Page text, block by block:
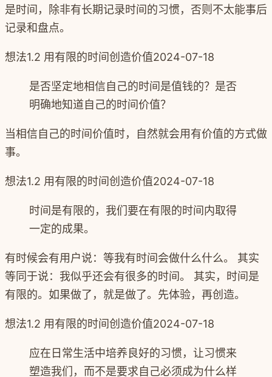
是时间，除非有长期记录时间的习惯，否则不太能事后
记录和盘点。
想法1.2 用有限的时间创造价值2024-07-18
是否坚定地相信自己的时间是值钱的？是否
明确地知道自己的时间价值？
当相信自己的时间价值时，自然就会用有价值的方式做
事。
想法1.2 用有限的时间创造价值2024-07-18
时间是有限的，我们要在有限的时间内取得
一定的成果。
有时候会有用户说：等我有时间会做什么什么。 其实
等同于说：我似乎还会有很多的时间。 其实，时间是
有限的。如果做了，就是做了。先体验，再创造。
想法1.2 用有限的时间创造价值2024-07-18
应在日常生活中培养良好的习惯，让习惯来
塑造我们，而不是要求自己必须成为什么样